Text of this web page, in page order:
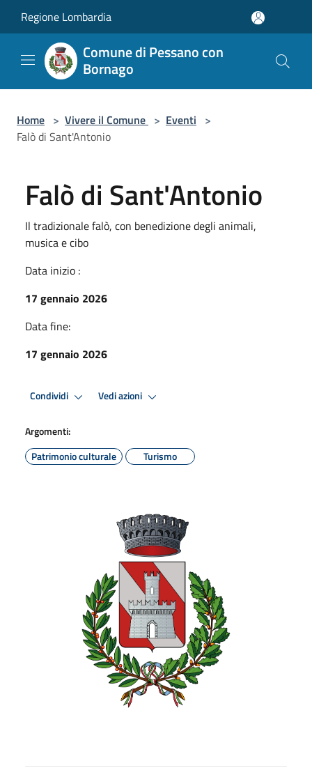
Regione Lombardia
Comune di Pessano con
Bornago
Home > Vivere il Comune > Eventi >
Falò di Sant'Antonio
Falò di Sant'Antonio
Il tradizionale falò, con benedizione degli animali,
musica e cibo
Data inizio :
17 gennaio 2026
Data fine:
17 gennaio 2026
Condividi Vedi azioni
Argomenti:
Patrimonio culturale
Turismo